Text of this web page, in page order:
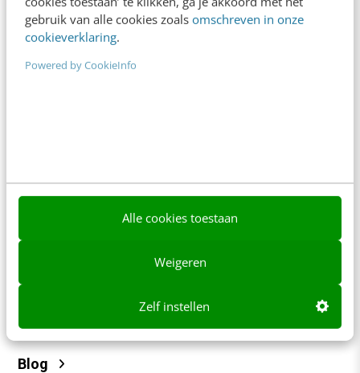
gebruik van alle cookies zoals omschreven in onze
cookieverklaring.
Powered by CookieInfo
Alle cookies toestaan
Weigeren
Zelf instellen
+31 30 200 1045
Tarieven
Nieuwsbrieven
Whitepapers
Blog